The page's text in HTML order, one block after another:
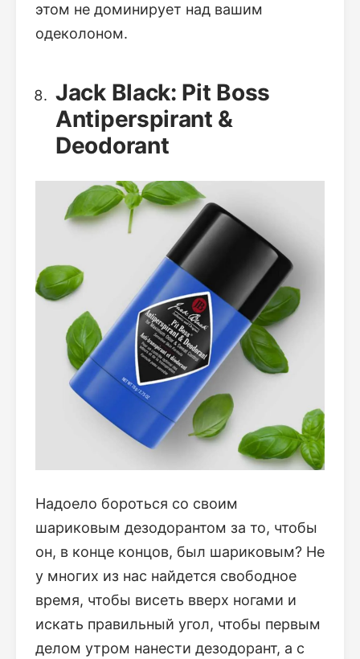
этом не доминирует над вашим
одеколоном.
Jack Black: Pit Boss
Antiperspirant &
Deodorant
Надоело бороться со своим
шариковым дезодорантом за то, чтобы
он, в конце концов, был шариковым? Не
у многих из нас найдется свободное
время, чтобы висеть вверх ногами и
искать правильный угол, чтобы первым
делом утром нанести дезодорант, а с